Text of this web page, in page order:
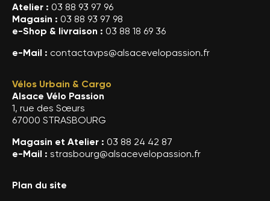
Atelier : 03 88 93 97 96
Magasin : 03 88 93 97 98
e-Shop & livraison : 03 88 18 69 36
e-Mail : contactavps@alsacevelopassion.fr
Vélos Urbain & Cargo
Alsace Vélo Passion
1, rue des Sœurs
67000 STRASBOURG
Magasin et Atelier : 03 88 24 42 87
e-Mail : strasbourg@alsacevelopassion.fr
Plan du site